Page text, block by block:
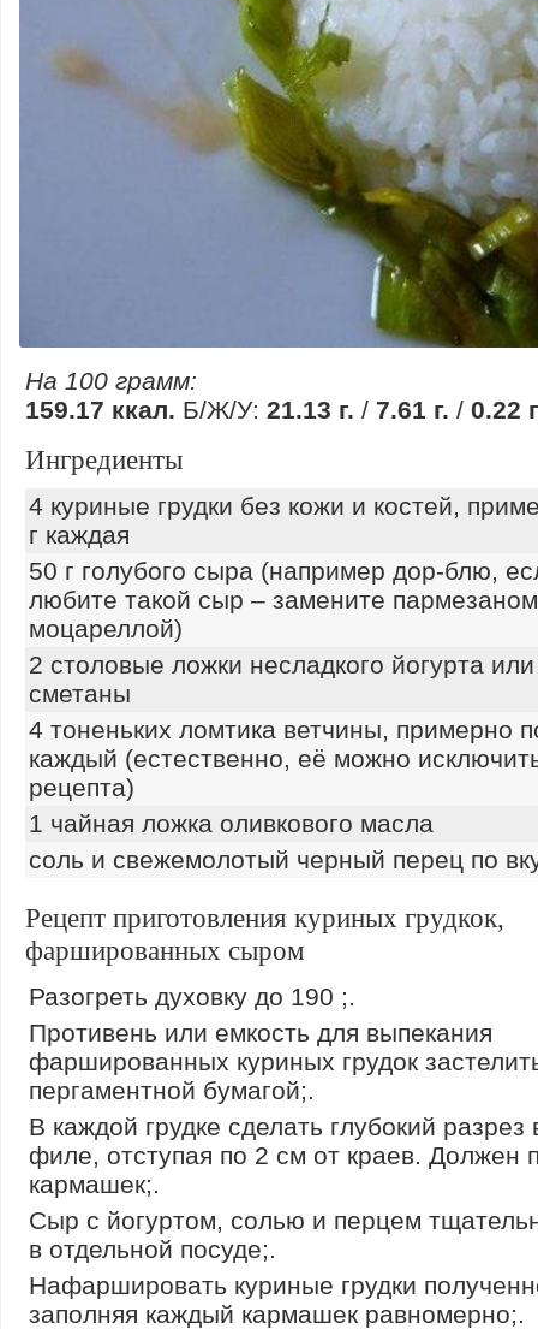
На 100 грамм:
159.17 ккал. Б/Ж/У: 21.13 г. / 7.61 г. / 0.22
Ингредиенты
4 куриные грудки без кожи и костей,
г каждая
50 г голубого сыра (например дор-блю,
любите такой сыр – замените
моцареллой)
2 столовые ложки несладкого йогурта
сметаны
4 тоненьких ломтика ветчины, примерно
каждый (естественно, её можно
рецепта)
1 чайная ложка оливкового масла
соль и свежемолотый черный перец по
Рецепт приготовления куриных грудкок,
фаршированных сыром
Разогреть духовку до 190 ;.
Противень или емкость для выпекания
фаршированных куриных грудок
пергаментной бумагой;.
В каждой грудке сделать глубокий разрез
филе, отступая по 2 см от краев. Должен
кармашек;.
Сыр с йогуртом, солью и перцем
в отдельной посуде;.
Нафаршировать куриные грудки
заполняя каждый кармашек равномерно;.